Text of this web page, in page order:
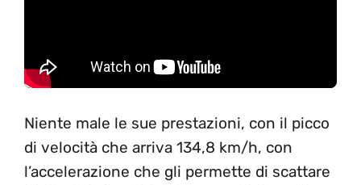
Niente male le sue prestazioni, con il picco
di velocità che arriva 134,8 km/h, con
l’accelerazione che gli permette di scattare